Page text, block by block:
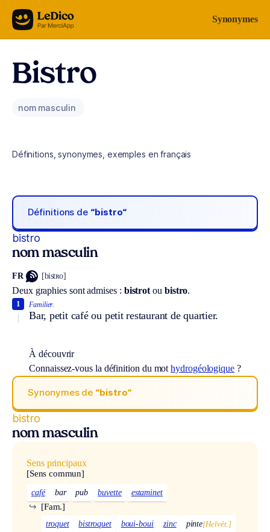
Aller au contenu Synonymes
Bistro
nom masculin
Définitions, synonymes, exemples en français
Définitions de “bistro“
bistro
nom masculin
FR [bistʀo]
Deux graphies sont admises : bistrot ou bistro.
Familier.
Bar, petit café ou petit restaurant de quartier.
1
À découvrir
Connaissez-vous la définition du mothydrogéologique ?
Synonymes de “bistro“
bistro
nom masculin
Sens principaux
[Sens commun]
café bar pub buvette estaminet
[Fam.]
↪
troquet bistroquet boui-boui zinc pinte[Helvét.]